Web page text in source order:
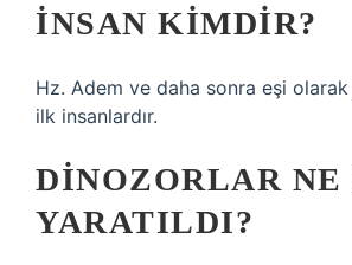
INSAN KIMDIR?
Hz. Adem ve daha sonra eşi olarak
ilk insanlardır.
DINOZORLAR
YARATILDI?